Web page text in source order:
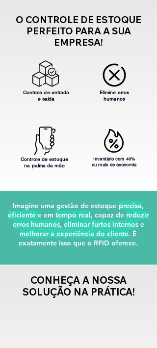
O CONTROLE DE ESTOQUE
PERFEITO PARA A SUA
EMPRESA!
Controle de entrada
e saída
Elimine erros
humanos
Controle de estoque
na palma da mão
Inventário com 40%
ou mais de economia
Imagine uma gestão de estoque precisa,
eficiente e em tempo real, capaz de reduzir
erros humanos, eliminar furtos internose
melhorar a experiência do cliente. É
exatamente isso que o RFID oferece.
CONHEÇA A NOSSA
SOLUÇÃO NA PRÁTICA!